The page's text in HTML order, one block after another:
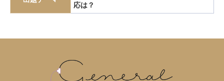
エロビキシバット
カリウムチャネル競合型胃酸抑制薬 カルチノイド
がん疼痛 がん薬物療法
応は？